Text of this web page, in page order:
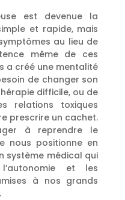
est devenue la
et rapide, mais
au lieu de
même de ces
a créé une mentalité
de changer son
difficile, ou de
relations toxiques
prescrire un cachet.
à reprendre le
nous positionne en
système médical qui
et les
à nos grands